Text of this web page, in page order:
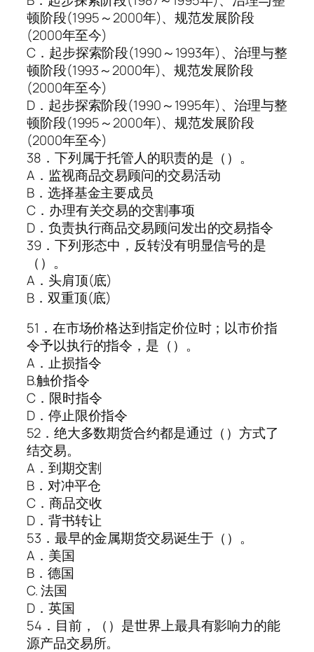
顿阶段(1995～2000年)、规范发展阶段
(2000年至今)
C．起步探索阶段(1990～1993年)、治理与整
顿阶段(1993～2000年)、规范发展阶段
(2000年至今)
D．起步探索阶段(1990～1995年)、治理与整
顿阶段(1995～2000年)、规范发展阶段
(2000年至今)
38．下列属于托管人的职责的是（）。
A．监视商品交易顾问的交易活动
B．选择基金主要成员
C．办理有关交易的交割事项
D．负责执行商品交易顾问发出的交易指令
39．下列形态中，反转没有明显信号的是
（）。
A．头肩顶(底)
B．双重顶(底)
51．在市场价格达到指定价位时；以市价指
令予以执行的指令，是（）。
A．止损指令
B.触价指令
C．限时指令
D．停止限价指令
52．绝大多数期货合约都是通过（）方式了
结交易。
A．到期交割
B．对冲平仓
C．商品交收
D．背书转让
53．最早的金属期货交易诞生于（）。
A．美国
B．德国
C. 法国
D．英国
54．目前，（）是世界上最具有影响力的能
源产品交易所。